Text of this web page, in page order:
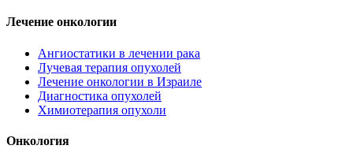
Лечение онкологии
Ангиостатики в лечении рака
Лучевая терапия опухолей
Лечение онкологии в Израиле
Диагностика опухолей
Химиотерапия опухоли
Онкология